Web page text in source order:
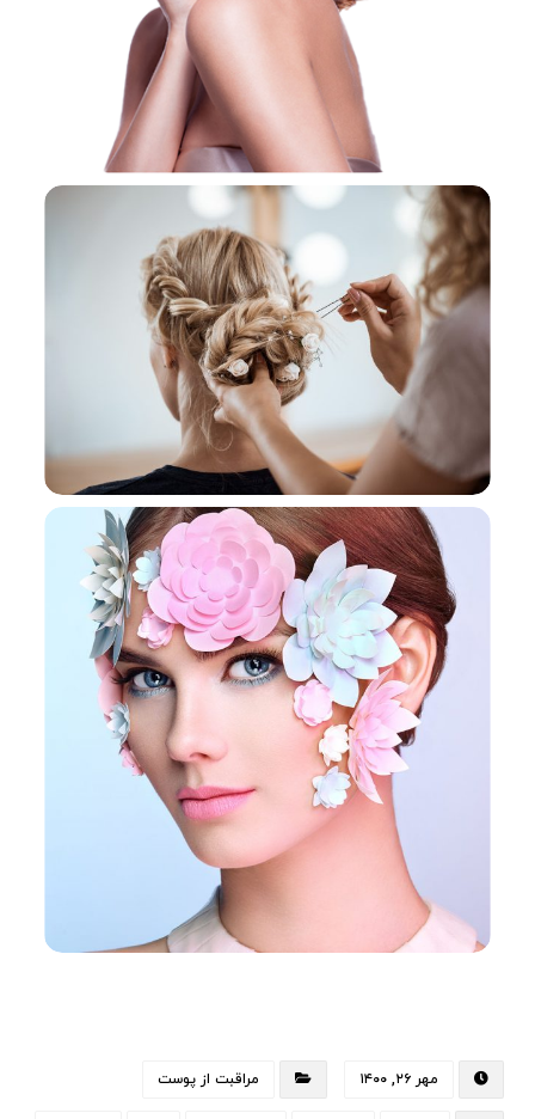
مهر ۲۶, ۱۴۰۰ مراقبت از پوست